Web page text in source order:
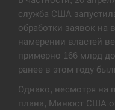
13:53
В Москве
дронов Украины
СЕРПЕНЬ
13:40
виявили дрон,
служба США
обработки заявок на
намерении властей
примерно 166 млрд
ранее в этом году
Однако, несмотря на
плана, Минюст США